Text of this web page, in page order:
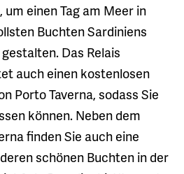
einen Tag am Meer in
Buchten Sardiniens
Das Relais
auch einen kostenlosen
Porto Taverna, sodass Sie
können. Neben dem
finden Sie auch eine
schönen Buchten in der